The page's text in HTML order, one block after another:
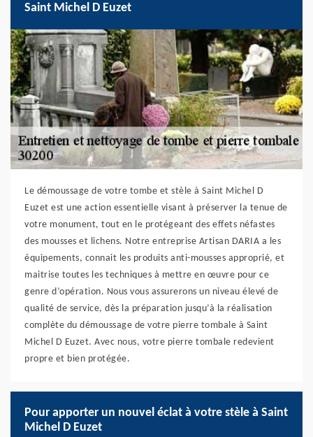
Saint Michel D Euzet
Le démoussage de votre tombe et stèle à Saint Michel D
Euzet est une action essentielle visant à préserver la tenue de
votre monument, tout en le protégeant des effets néfastes
des mousses et lichens. Notre entreprise Artisan DARIA a les
équipements, connait les produits anti-mousses approprié, et
maitrise toutes les techniques à mettre en œuvre pour ce
genre d’opération. Nous vous assurerons un niveau élevé de
qualité de service, dès la préparation jusqu’à la réalisation
complète du démoussage de votre pierre tombale à Saint
Michel D Euzet. Avec nous, votre pierre tombale redevient
propre et bien protégée.
Pour apporter un nouvel éclat à votre stèle à Saint
Michel D Euzet